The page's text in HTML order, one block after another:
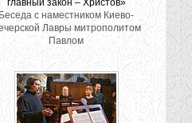
главный закон – Христов»
Беседа с наместником Киево-
Лавры митрополитом
Павлом